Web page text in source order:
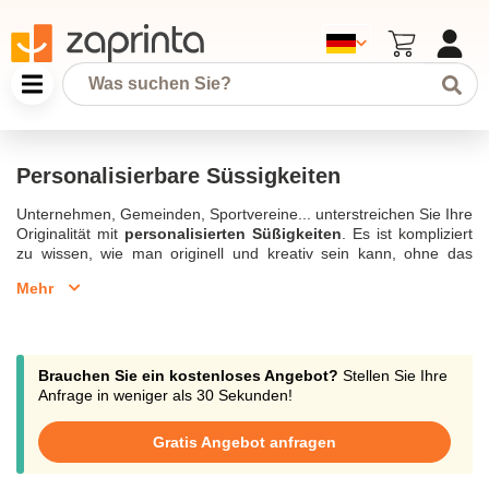
Personalisierbare Süssigkeiten
Unternehmen, Gemeinden, Sportvereine... unterstreichen Sie Ihre
Originalität mit personalisierten Süßigkeiten . Es ist kompliziert
zu wissen, wie man originell und kreativ sein kann, ohne das
sein, sie passen sich mit einem niedrigen Preis an Ihre
Ihre Werbe- oder Marketingkampagnen. Sie können sich für eine
Metallbox entscheiden, die mit mentholhaltigen Süßigkeiten mit
Ihrem Firmenlogo gefüllt ist - ihr Miniformat ist leicht zu tragen
Büro, auf Geschäftsreisen... Sie können eine personalisierte
Kaugummischachtel auf einer Veranstaltung anbieten, um
potenziellen Kunden Ihre Präsenz zu zeigen. Personalisierte
Mehr
Brauchen Sie ein kostenloses Angebot? Stellen Sie Ihre
Anfrage in weniger als 30 Sekunden!
Gratis Angebot anfragen